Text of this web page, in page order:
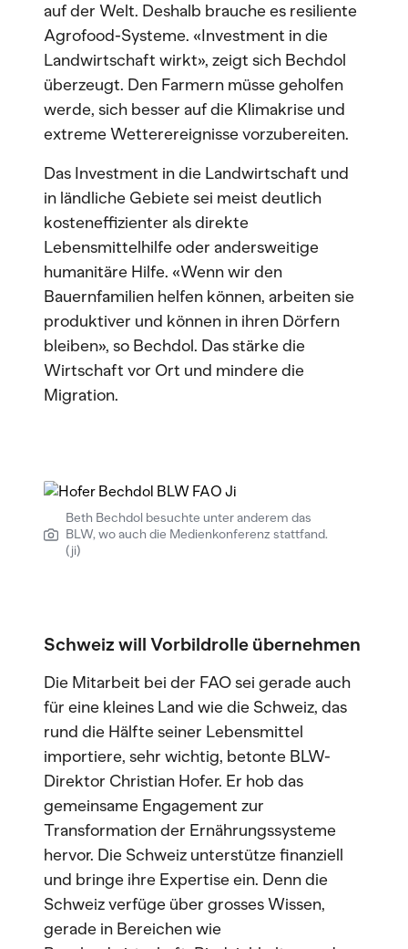
auf der Welt. Deshalb brauche es resiliente
Agrofood-Systeme. «Investment in die
Landwirtschaft wirkt», zeigt sich Bechdol
überzeugt. Den Farmern müsse geholfen
werde, sich besser auf die Klimakrise und
extreme Wetterereignisse vorzubereiten.
Das Investment in die Landwirtschaft und
in ländliche Gebiete sei meist deutlich
kosteneffizienter als direkte
Lebensmittelhilfe oder andersweitige
humanitäre Hilfe. «Wenn wir den
Bauernfamilien helfen können, arbeiten sie
produktiver und können in ihren Dörfern
bleiben», so Bechdol. Das stärke die
Wirtschaft vor Ort und mindere die
Migration.
Beth Bechdol besuchte unter anderem das
BLW, wo auch die Medienkonferenz stattfand.
(ji)
Schweiz will Vorbildrolle übernehmen
Die Mitarbeit bei der FAO sei gerade auch
für eine kleines Land wie die Schweiz, das
rund die Hälfte seiner Lebensmittel
importiere, sehr wichtig, betonte BLW-
Direktor Christian Hofer. Er hob das
gemeinsame Engagement zur
Transformation der Ernährungssysteme
hervor. Die Schweiz unterstütze finanziell
und bringe ihre Expertise ein. Denn die
Schweiz verfüge über grosses Wissen,
gerade in Bereichen wie